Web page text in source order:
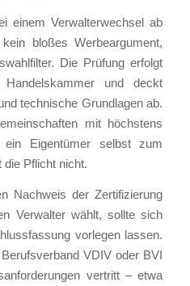
einem Verwalterwechsel ab
bloßes Werbeargument,
Die Prüfung erfolgt
und deckt
technische Grundlagen ab.
mit höchstens
Eigentümer selbst zum
die Pflicht nicht.
Nachweis der Zertifizierung
Verwalter wählt, sollte sich
vorlegen lassen.
VDIV oder BVI
vertritt – etwa